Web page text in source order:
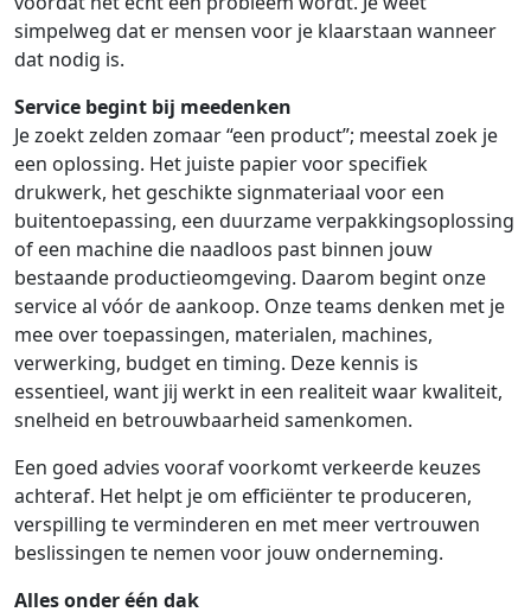
simpelweg dat er mensen voor je klaarstaan wanneer
dat nodig is.
Service begint bij meedenken
Je zoekt zelden zomaar “een product”; meestal zoek je
een oplossing. Het juiste papier voor specifiek
drukwerk, het geschikte signmateriaal voor een
buitentoepassing, een duurzame verpakkingsoplossing
of een machine die naadloos past binnen jouw
bestaande productieomgeving. Daarom begint onze
service al vóór de aankoop. Onze teams denken met je
mee over toepassingen, materialen, machines,
verwerking, budget en timing. Deze kennis is
essentieel, want jij werkt in een realiteit waar kwaliteit,
snelheid en betrouwbaarheid samenkomen.
Een goed advies vooraf voorkomt verkeerde keuzes
achteraf. Het helpt je om efficiënter te produceren,
verspilling te verminderen en met meer vertrouwen
beslissingen te nemen voor jouw onderneming.
Alles onder één dak